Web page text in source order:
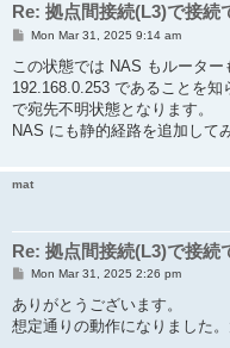
Re: 拠点間接続(L3)で接続
P
s
Mon Mar 31, 2025 9:14 am
この状態では NAS もルータ
192.168.0.253 であることを
で宛先不明状態となります。
NAS にも静的経路を追加して
mat
Re: 拠点間接続(L3)で接続
P
s
t
Mon Mar 31, 2025 2:26 pm
ありがとうございます。
想定通りの動作になりました。